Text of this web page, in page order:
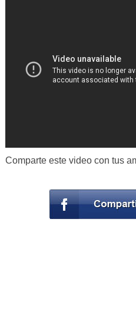
Comparte este video con tus